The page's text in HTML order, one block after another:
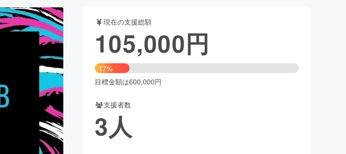
舞台・パフォーマンス
フード・飲食店 ファッション
ビューティー・ヘルスケア
現在の支援総額
105,000円
17%
目標金額は600,000円
支援者数
3人